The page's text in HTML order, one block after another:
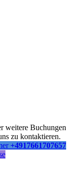
weitere Buchungen
zu kontaktieren.
+4917661707657